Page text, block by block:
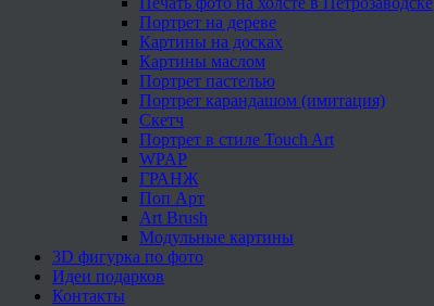
Портрет на дереве
Картины на досках
Картины маслом
Портрет пастелью
Портрет карандашом (имитация)
Скетч
Портрет в стиле Touch Art
WPAP
ГРАНЖ
Поп Арт
Art Brush
Модульные картины
3D фигурка по фото
Идеи подарков
Контакты